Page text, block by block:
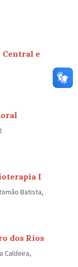
e
I
Batista,
dos Rios
Caldeira,